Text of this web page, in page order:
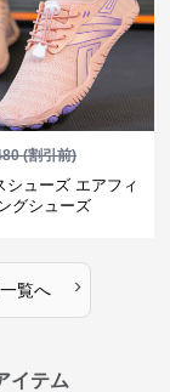
(割引前)
シューズ エアフィ
グシューズ
一覧へ ›
イテム